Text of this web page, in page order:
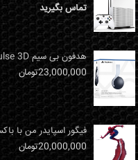
تماس بگیرید
هدفون بی سیم Pulse 3D
23,000,000تومان
فیگور اسپایدر من با
20,000,000تومان